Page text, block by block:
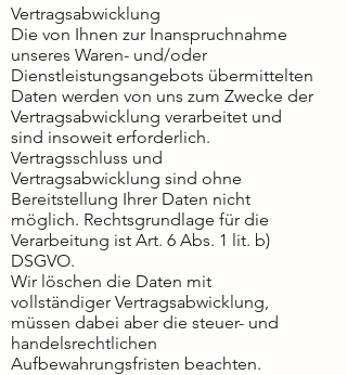
Vertragsabwicklung
Die von Ihnen zur Inanspruchnahme
unseres Waren- und/oder
Dienstleistungsangebots übermittelten
Daten werden von uns zum Zwecke der
Vertragsabwicklung verarbeitet und
sind insoweit erforderlich.
Vertragsschluss und
Vertragsabwicklung sind ohne
Bereitstellung Ihrer Daten nicht
möglich. Rechtsgrundlage für die
Verarbeitung ist Art. 6 Abs. 1 lit. b)
DSGVO.
Wir löschen die Daten mit
vollständiger Vertragsabwicklung,
müssen dabei aber die steuer- und
handelsrechtlichen
Aufbewahrungsfristen beachten.